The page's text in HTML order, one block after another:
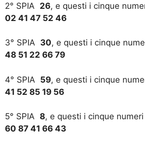
2° SPIA 26, e questi i cinque
02 41 47 52 46
3° SPIA 30, e questi i cinque
48 51 22 66 79
4° SPIA 59, e questi i cinque
41 52 85 19 56
5° SPIA 8, e questi i cinque
60 87 41 66 43